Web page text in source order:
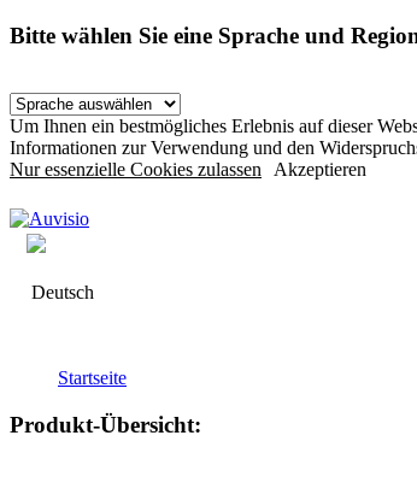
Bitte wählen Sie eine Sprache und
Um Ihnen ein bestmögliches Erlebnis auf dieser
Informationen zur Verwendung und den
Nur essenzielle Cookies zulassen Akzeptieren
Deutsch
Startseite
Produkt-Übersicht: